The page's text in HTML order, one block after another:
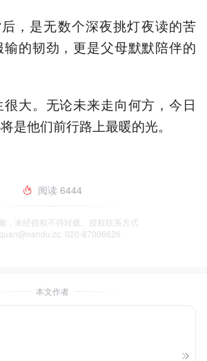
，是无数个深夜挑灯夜读的苦
的韧劲，更是父母默默陪伴的
大。无论未来走向何方，今日
是他们前行路上最暖的光。
阅读 6444
，未经授权不得转载、授权联系方式
020-87006626
本文作者